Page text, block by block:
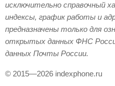
исключительно справочный
индексы, график работы и
предназначены только для
открытых данных ФНС
данных Почты России.
© 2015—2026 indexphone.ru